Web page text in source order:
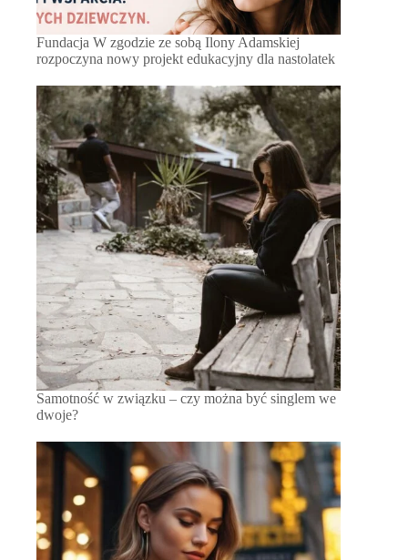
Fundacja W zgodzie ze sobą Ilony Adamskiej
rozpoczyna nowy projekt edukacyjny dla nastolatek
Samotność w związku – czy można być singlem we
dwoje?